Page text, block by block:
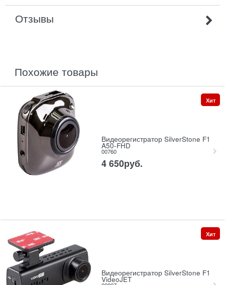
Отзывы
похожие товары
Видеорегистратор SilverStone F1
A50-FHD
00760
4 650руб.
Хит
Видеорегистратор SilverStone F1
VideoJET
Хит